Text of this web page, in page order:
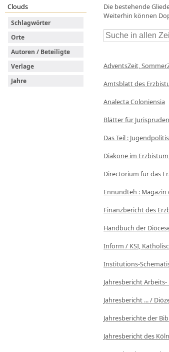
Clouds
Schlagwörter
Orte
Autoren / Beteiligte
Verlage
Jahre
Die bestehende
Weiterhin können
AdventsZeit,
Amtsblatt des
Analecta Coloniensia
Blätter für
Das Teil :
Diakone im
Directorium für das
Ennundteh : Magazin
Finanzbericht des
Handbuch der
Inform / KSI,
Institutions-
Jahresbericht
Jahresbericht ... /
Jahresberichte der
Jahresbericht des